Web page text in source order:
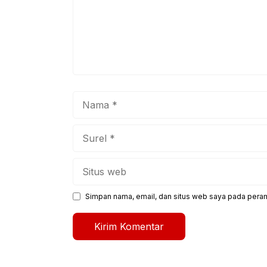
Simpan nama, email, dan situs web saya pada